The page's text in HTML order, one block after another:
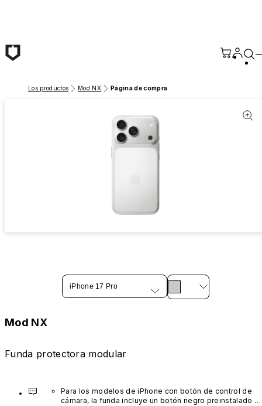
Los productos Mod NX Página de compra
iPhone 17 Pro
Mod NX
Funda protectora modular
Para los modelos de iPhone con botón de control de
cámara, la funda incluye un botón negro preinstalado